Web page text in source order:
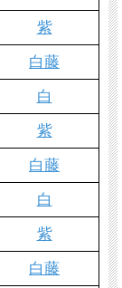
紫
白藤
白
紫
白藤
白
紫
白藤